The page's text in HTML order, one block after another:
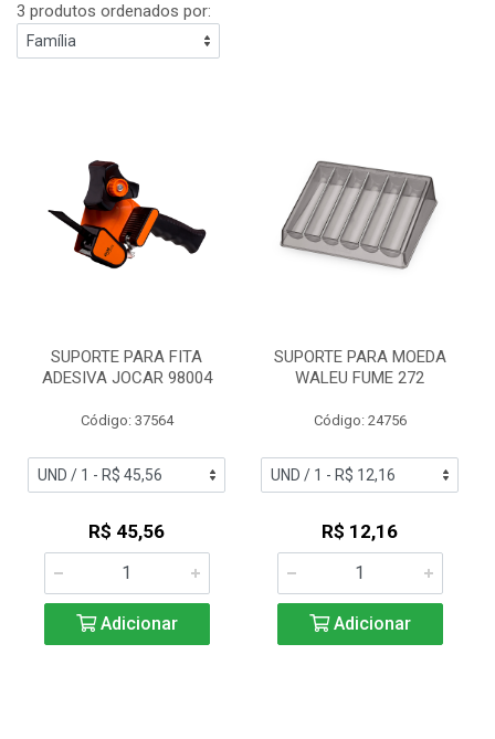
3 produtos ordenados por:
SUPORTE PARA FITA
ADESIVA JOCAR 98004
Código: 37564
R$ 45,56
Adicionar
SUPORTE PARA MOEDA
WALEU FUME 272
Código: 24756
R$ 12,16
Adicionar